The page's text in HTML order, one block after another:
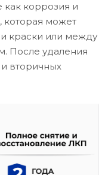
как коррозия и
которая может
краски или между
После удаления
вторичных